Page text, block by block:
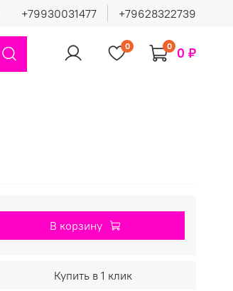
+79930031477 +79628322739
0 0 0 ₽
В корзину
Купить в 1 клик